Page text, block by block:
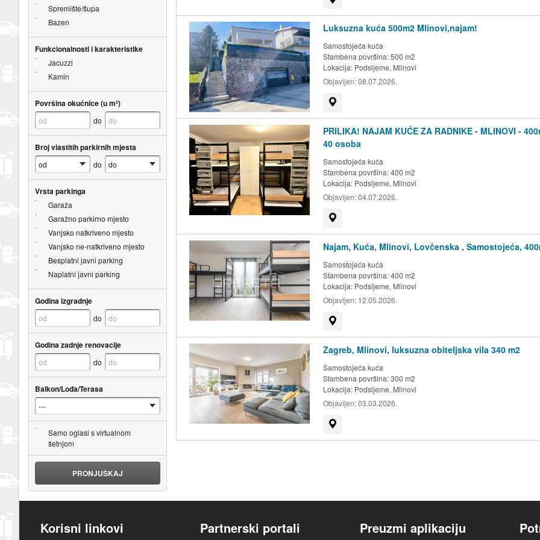
Luksuzna kuća 500m2 Mlinovi,najam!
Samostojeća kuća
Stambena površina: 500 m2
Lokacija: Podsljeme, Mlinovi
Objavljen:08.07.2026.
PRILIKA! NAJAM KUĆE ZA RADNIKE - MLINOVI -
40 osoba
Samostojeća kuća
Stambena površina: 400 m2
Lokacija: Podsljeme, Mlinovi
Objavljen:04.07.2026.
Najam, Kuća, Mlinovi, Lovčenska , Samostojeća,
Samostojeća kuća
Stambena površina: 400 m2
Lokacija: Podsljeme, Mlinovi
Objavljen: 12.05.2026.
Zagreb, Mlinovi, luksuzna obiteljska vila 340 m2
Samostojeća kuća
Stambena površina: 300 m2
Lokacija: Podsljeme, Mlinovi
Objavljen:03.03.2026.
Spremište/šupa
Bazen
Funkcionalnosti i karakteristike
Jacuzzi
Kamin
Površina okućnice (u m²)
do
Broj vlastitih parkirnih mjesta
do
Vrsta parkinga
Garaža
Garažno parkirno mjesto
Vanjsko natkriveno mjesto
Vanjsko ne-natkriveno mjesto
Besplatni javni parking
Naplatni javni parking
Godina izgradnje
do
Godina zadnje renovacije
do
Balkon/Lođa/Terasa
Samo oglasi s virtualnom
šetnjom
PRONJUŠKAJ
Korisni linkovi Partnerski portali Preuzmi aplikaciju